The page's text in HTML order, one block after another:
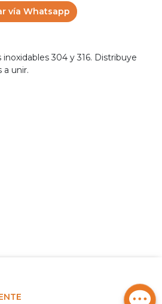
vía Whatsapp
304 y 316. Distribuye
a unir.